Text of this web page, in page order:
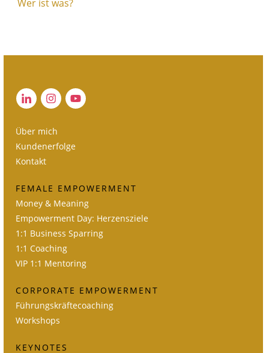
Wer ist was?
Über mich
Kundenerfolge
Kontakt
FEMALE EMPOWERMENT
Money & Meaning
Empowerment Day: Herzensziele
1:1 Business Sparring
1:1 Coaching
VIP 1:1 Mentoring
CORPORATE EMPOWERMENT
Führungskräftecoaching
Workshops
KEYNOTES